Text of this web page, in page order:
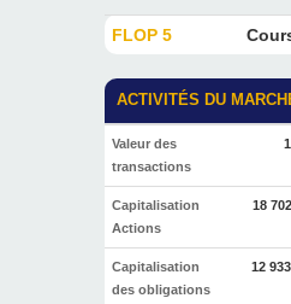
FLOP 5
ACTIVITÉS DU
Valeur des
transactions
Capitalisation
Actions
18
Capitalisation
des obligations
12